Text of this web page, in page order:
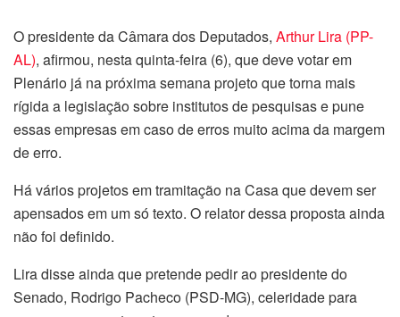
O presidente da Câmara dos Deputados, Arthur Lira (PP-
AL), afirmou, nesta quinta-feira (6), que deve votar em
Plenário já na próxima semana projeto que torna mais
rígida a legislação sobre institutos de pesquisas e pune
essas empresas em caso de erros muito acima da margem
de erro.
Há vários projetos em tramitação na Casa que devem ser
apensadosem um só texto. O relator dessa proposta ainda
não foi definido.
Lira disse ainda que pretende pedir ao presidente do
Senado, Rodrigo Pacheco (PSD-MG), celeridade para